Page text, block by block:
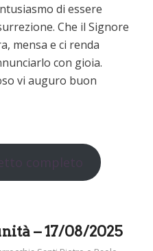
di essere
Che il Signore
mensa e ci renda
con gioia.
vi auguro buon
– 17/08/2025